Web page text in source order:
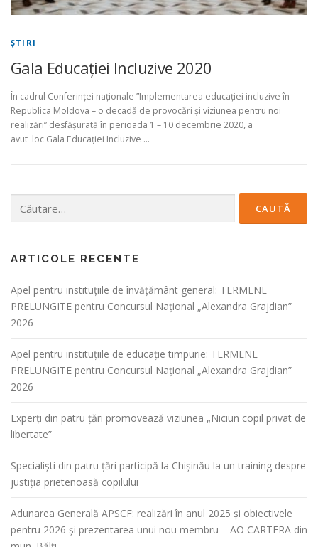
ŞTIRI
Gala Educației Incluzive 2020
În cadrul Conferinței naționale ”Implementarea educației incluzive în
Republica Moldova – o decadă de provocări și viziunea pentru noi
realizări” desfășurată în perioada 1 – 10 decembrie 2020, a
avut loc Gala Educației Incluzive …
după:
ARTICOLE RECENTE
Apel pentru instituțiile de învățământ general: TERMENE
PRELUNGITE pentru Concursul Național „Alexandra Grajdian”
2026
Apel pentru instituțiile de educație timpurie: TERMENE
PRELUNGITE pentru Concursul Național „Alexandra Grajdian”
2026
Experți din patru țări promovează viziunea „Niciun copil privat de
libertate”
Specialiști din patru țări participă la Chișinău la un training despre
justiția prietenoasă copilului
Adunarea Generală APSCF: realizări în anul 2025 și obiectivele
pentru 2026 și prezentarea unui nou membru – AO CARTERA din